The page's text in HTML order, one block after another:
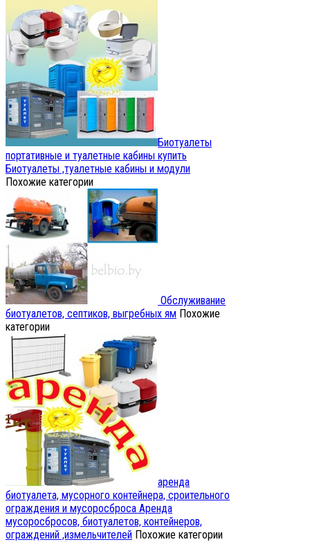
Биотуалеты
портативные и туалетные кабины купить
Биотуалеты ,туалетные кабины и модули
Похожие категории
Обслуживание
биотуалетов, септиков, выгребных ям Похожие
категории
аренда
биотуалета, мусорного контейнера, сроительного
ограждения и мусоросброса Аренда
мусоросбросов, биотуалетов, контейнеров,
ограждений ,измельчителей Похожие категории